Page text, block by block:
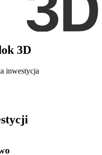
3D
inwestycja